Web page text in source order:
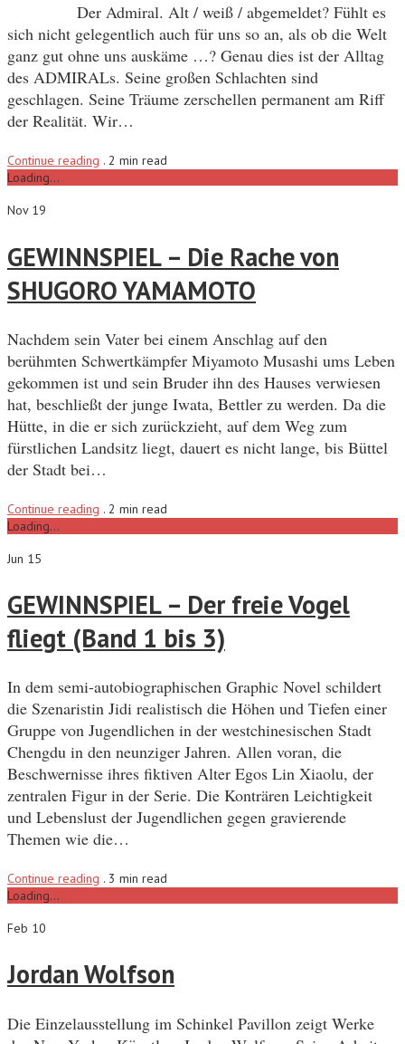
Der Admiral. Alt / weiß / abgemeldet? Fühlt es
sich nicht gelegentlich auch für uns so an, als ob die Welt
ganz gut ohne uns auskäme …? Genau dies ist der Alltag
des ADMIRALs. Seine großen Schlachten sind
geschlagen. Seine Träume zerschellen permanent am Riff
der Realität. Wir…
Continue reading . 2 min read
Loading...
Nov 19
GEWINNSPIEL – Die Rache von
SHUGORO YAMAMOTO
Nachdem sein Vater bei einem Anschlag auf den
berühmten Schwertkämpfer Miyamoto Musashi ums Leben
gekommen ist und sein Bruder ihn des Hauses verwiesen
hat, beschließt der junge Iwata, Bettler zu werden. Da die
Hütte, in die er sich zurückzieht, auf dem Weg zum
fürstlichen Landsitz liegt, dauert es nicht lange, bis Büttel
der Stadt bei…
Continue reading . 2 min read
Loading...
Jun 15
GEWINNSPIEL – Der freie Vogel
fliegt (Band 1 bis 3)
In dem semi-autobiographischen Graphic Novel schildert
die Szenaristin Jidi realistisch die Höhen und Tiefen einer
Gruppe von Jugendlichen in der westchinesischen Stadt
Chengdu in den neunziger Jahren. Allen voran, die
Beschwernisse ihres fiktiven Alter Egos Lin Xiaolu, der
zentralen Figur in der Serie. Die Konträren Leichtigkeit
und Lebenslust der Jugendlichen gegen gravierende
Themen wie die…
Continue reading . 3 min read
Loading...
Feb 10
Jordan Wolfson
Die Einzelausstellung im Schinkel Pavillon zeigt Werke